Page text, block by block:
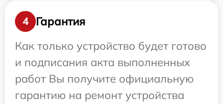
4
Гарантия
Как только устройство будет готово
и подписания акта выполненных
работ Вы получите официальную
гарантию на ремонт устройства